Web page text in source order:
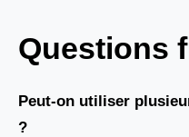
Questions
Peut-on utiliser
?